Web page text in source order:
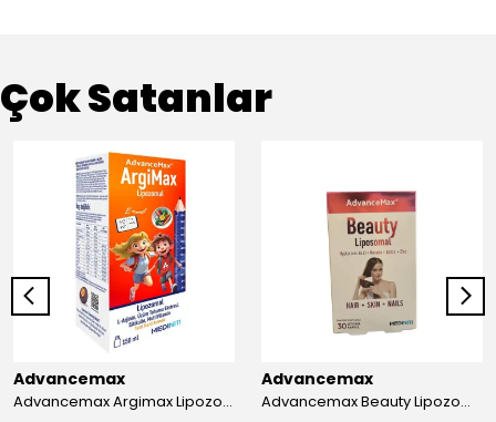
Çok Satanlar
Advancemax
Advancemax Argimax Lipozomal Sıvı 150 ml 8684375607587
Advancemax
Advancemax Beauty Lipozomal Hyalüronik Asit Keratin Biotin Zn 30 Kapsül 8684375607556